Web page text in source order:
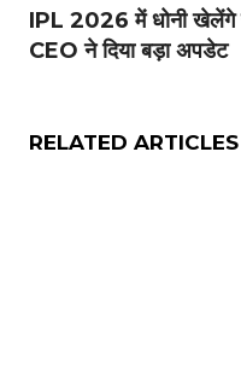
IPL 2026 में धोनी खेलेंगे
CEO ने दिया बड़ा अपडेट
RELATED ARTICLES